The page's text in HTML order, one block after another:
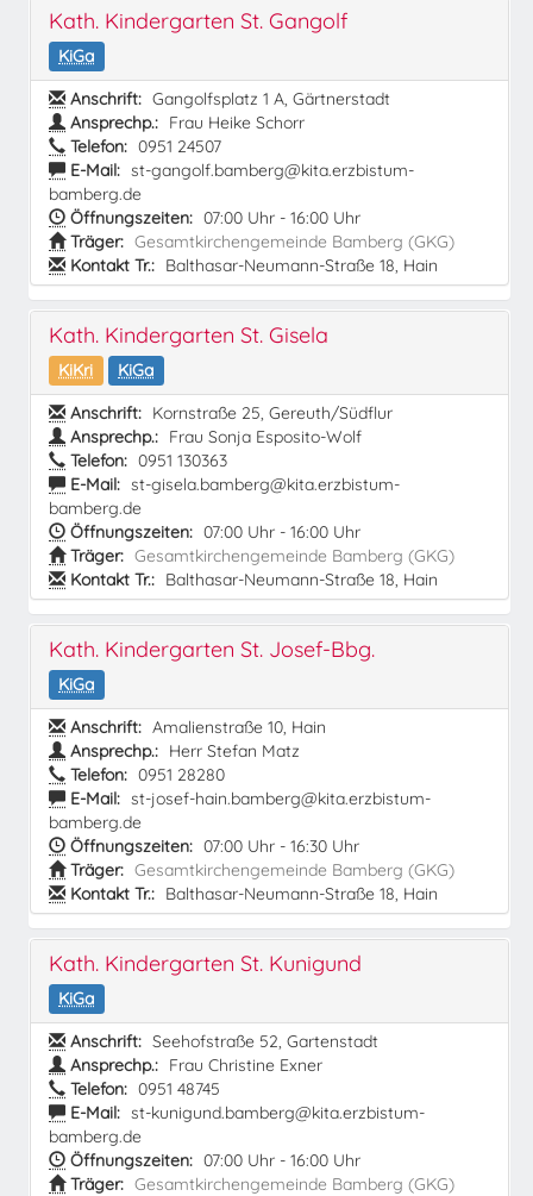
Kath. Kindergarten St. Gangolf
KiGa
Anschrift: Gangolfsplatz 1 A, Gärtnerstadt
Ansprechp.: Frau Heike Schorr
Telefon: 0951 24507
E-Mail: st-gangolf.bamberg@kita.erzbistum-
bamberg.de
Öffnungszeiten: 07:00 Uhr - 16:00 Uhr
Träger: Gesamtkirchengemeinde Bamberg (GKG)
Kontakt Tr.: Balthasar-Neumann-Straße 18, Hain
Kath. Kindergarten St. Gisela
KiKri
KiGa
Anschrift: Kornstraße 25, Gereuth/Südflur
Ansprechp.: Frau Sonja Esposito-Wolf
Telefon: 0951 130363
E-Mail: st-gisela.bamberg@kita.erzbistum-
bamberg.de
Öffnungszeiten: 07:00 Uhr - 16:00 Uhr
Träger: Gesamtkirchengemeinde Bamberg (GKG)
Kontakt Tr.: Balthasar-Neumann-Straße 18, Hain
Kath. Kindergarten St. Josef-Bbg.
KiGa
Anschrift: Amalienstraße 10, Hain
Ansprechp.: Herr Stefan Matz
Telefon: 0951 28280
E-Mail: st-josef-hain.bamberg@kita.erzbistum-
bamberg.de
Öffnungszeiten: 07:00 Uhr - 16:30 Uhr
Träger: Gesamtkirchengemeinde Bamberg (GKG)
Kontakt Tr.: Balthasar-Neumann-Straße 18, Hain
Kath. Kindergarten St. Kunigund
KiGa
Anschrift: Seehofstraße 52, Gartenstadt
Ansprechp.: Frau Christine Exner
Telefon: 0951 48745
E-Mail: st-kunigund.bamberg@kita.erzbistum-
bamberg.de
Öffnungszeiten: 07:00 Uhr - 16:00 Uhr
Träger: Gesamtkirchengemeinde Bamberg (GKG)